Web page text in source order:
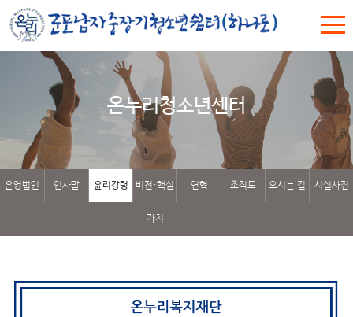
온누리청소년센터
운영법인 인사말 윤리강령 비전·핵심
가치
연혁 조직도 오시는 길 시설사진